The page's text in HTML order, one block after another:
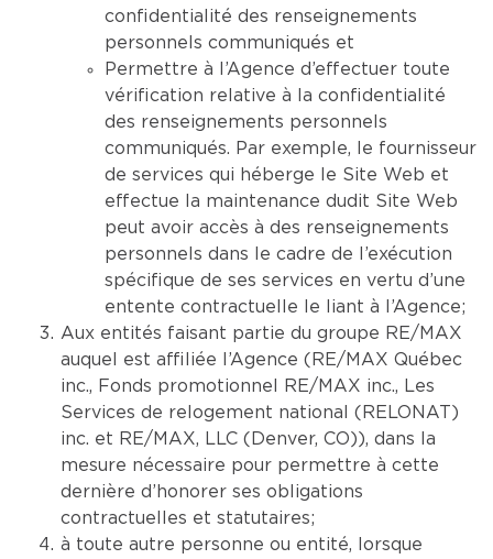
confidentialité des renseignements
personnels communiqués et
Permettre à l’Agence d’effectuer toute
vérification relative à la confidentialité
des renseignements personnels
communiqués. Par exemple, le fournisseur
de services qui héberge le Site Web et
effectue la maintenance dudit Site Web
peut avoir accès à des renseignements
personnels dans le cadre de l’exécution
spécifique de ses services en vertu d’une
entente contractuelle le liant à l’Agence;
Aux entités faisant partie du groupe RE/MAX
auquel est affiliée l’Agence (RE/MAX Québec
inc., Fonds promotionnel RE/MAX inc., Les
Services de relogement national (RELONAT)
inc. et RE/MAX, LLC (Denver, CO)), dans la
mesure nécessaire pour permettre à cette
dernière d’honorer ses obligations
contractuelles et statutaires;
à toute autre personne ou entité, lorsque